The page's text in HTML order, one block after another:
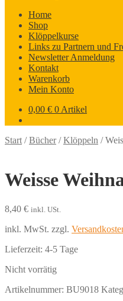
Home
Shop
Klöppelkurse
Links zu Partnern und
Newsletter Anmeldung
Kontakt
Warenkorb
Mein Konto
0,00 € 0 Artikel
Start /Bücher/Klöppeln /
Weisse
8,40 € inkl. USt.
inkl. MwSt. zzgl.
Lieferzeit: 4-5 Tage
Nicht vorrätig
Artikelnummer: BU9018